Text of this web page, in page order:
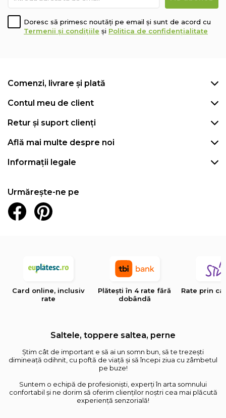
Doresc să primesc noutăți pe email și sunt de acord cu
Termenii și condițiile și Politica de confidențialitate
Comenzi, livrare și plată
Contul meu de client
Retur și suport clienți
Află mai multe despre noi
Informații legale
Urmărește-ne pe
Card online, inclusiv
rate
Plătești în 4 rate fără
dobândă
Rate prin
Saltele, toppere saltea, perne
Știm cât de important e să ai un somn bun, să te trezești
dimineață odihnit, cu poftă de viață și să începi ziua cu zâmbetul
pe buze!
Suntem o echipă de profesioniști, experți în arta somnului
confortabil și ne dorim să oferim clienților noștri cea mai plăcută
experiență senzorială!